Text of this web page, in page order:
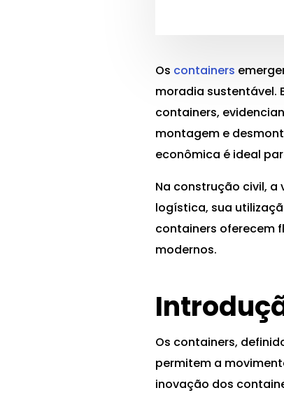
Os containers
moradia sustentável.
containers,
montagem e
econômica é ideal
Na construção civil,
logística, sua
containers oferecem
modernos.
Os containers,
permitem a
inovação dos